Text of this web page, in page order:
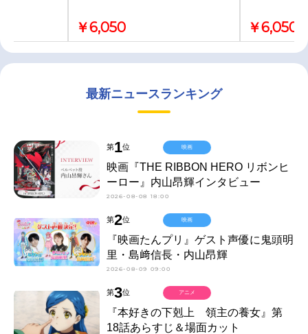
￥6,050 ￥6,050
最新ニュースランキング
第1位
映画『THE RIBBON HERO リボンヒ
ーロー』内山昂輝インタビュー
2026-08-08 18:00
映画
第2位
『映画たんプリ』ゲスト声優に鬼頭明
里・島﨑信長・内山昂輝
2026-08-09 09:00
映画
第3位
『本好きの下剋上 領主の養女』第
18話あらすじ＆場面カット
アニメ